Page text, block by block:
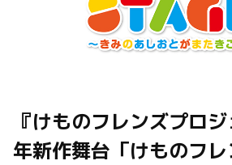
『けものフレンズプロ
年新作舞台「けものフレ